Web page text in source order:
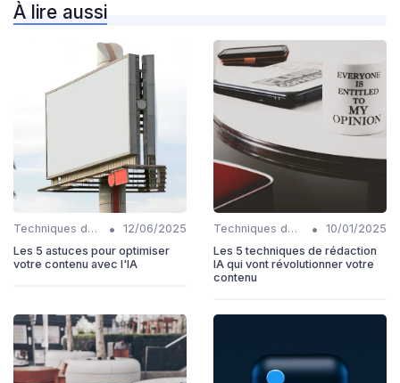
À lire aussi
Techniques de rédaction IA •
12/06/2025
Les 5 astuces pour optimiser
votre contenu avec l'IA
Techniques de rédaction IA •
10/01/2025
Les 5 techniques de rédaction
IA qui vont révolutionner votre
contenu